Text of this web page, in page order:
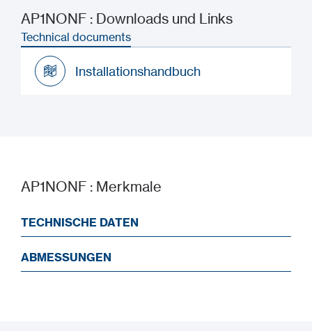
AP1NONF : Downloads und Links
Technical documents
Installationshandbuch
AP1NONF : Merkmale
TECHNISCHE DATEN
ABMESSUNGEN